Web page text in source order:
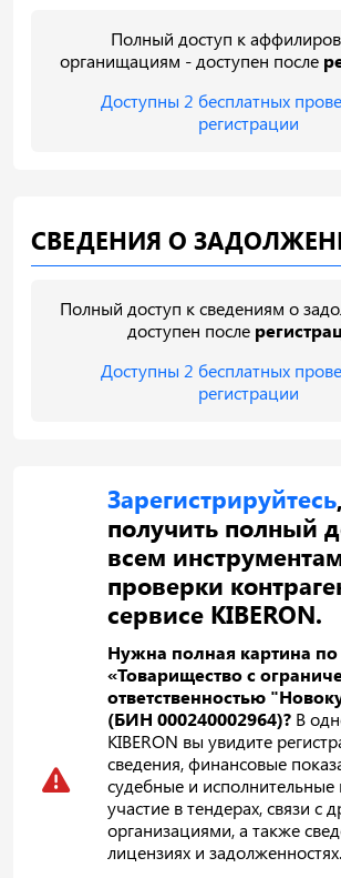
Полный доступ к
органищациям - доступен после
Доступны 2 бесплатных
регистрации
СВЕДЕНИЯ О
Полный доступ к сведениям о
доступен после
Доступны 2 бесплатных
регистрации
Зарегистрируйтесь
получить полный
всем
проверки
сервисе KIBERON.
Нужна полная картина
«Товарищество с
ответственностью
(БИН 000240002964)? В
KIBERON вы увидите
сведения, финансовые
судебные и исполнительные
участие в тендерах, связи с
организациями, а также
лицензиях и задолженностях.